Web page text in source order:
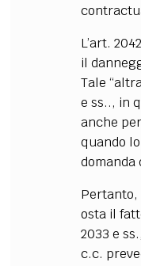
L’art.
il
Tale
e ss.., in
anche
quando
Pertanto,
osta il
2033 e
c.c.